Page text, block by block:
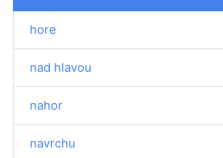
hore
nad hlavou
nahor
navrchu